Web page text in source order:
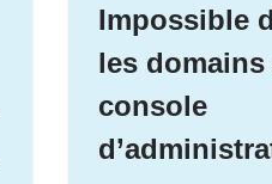
Impossible
les
console